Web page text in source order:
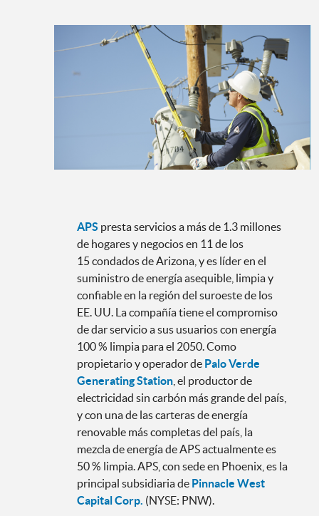
APS presta servicios a más de 1.3 millones
de hogares y negocios en 11 de los
15 condados de Arizona, y es líder en el
suministro de energía asequible, limpia y
confiable en la región del suroeste de los
EE. UU. La compañía tiene el compromiso
de dar servicio a sus usuarios con energía
100 % limpia para el 2050. Como
propietario y operador de Palo Verde
Generating Station , el productor de
electricidad sin carbón más grande del país,
y con una de las carteras de energía
renovable más completas del país, la
mezcla de energía de APS actualmente es
50 % limpia. APS, con sede en Phoenix, es la
principal subsidiaria de Pinnacle West
Capital Corp. (NYSE: PNW).